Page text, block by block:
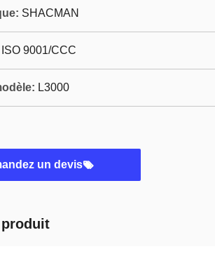
SHACMAN
ISO 9001/CCC
L3000
un devis